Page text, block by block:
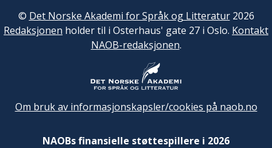
© Det Norske Akademi for Språk og Litteratur2026
Redaksjonen holder til i Osterhaus' gate 27 i Oslo. Kontakt
NAOB-redaksjonen.
Om bruk av informasjonskapsler/cookies på naob.no
NAOBs finansielle støttespillere i 2026